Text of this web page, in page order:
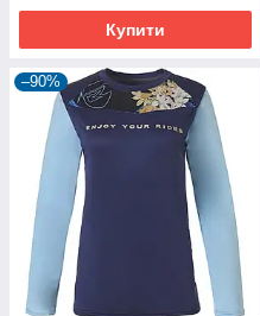
Купити
–90%